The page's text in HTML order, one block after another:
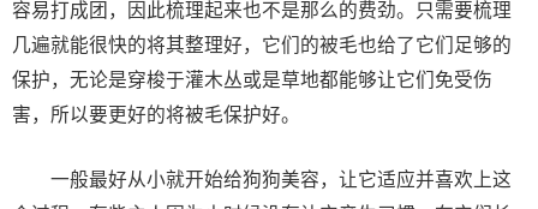
容易打成团，因此梳理起来也不是那么的费劲。只需要梳理
几遍就能很快的将其整理好，它们的被毛也给了它们足够的
保护，无论是穿梭于灌木丛或是草地都能够让它们免受伤
害，所以要更好的将被毛保护好。
一般最好从小就开始给狗狗美容，让它适应并喜欢上这